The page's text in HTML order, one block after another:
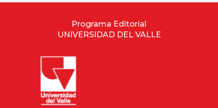
Programa Editorial
UNIVERSIDAD DEL VALLE